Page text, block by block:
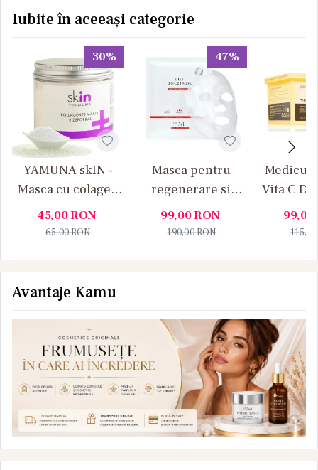
Iubite în aceeași categorie
30%
YAMUNA skIN -
Masca cu colagen
si pudra de orez,
control sebum
45,00RON
65,00RON
47%
Masca pentru
regenerare si
fermitate Bio-Cell
Mask Doctor NL -
99,00RON
190,00RON
Vita C
Masti
99,00
Avantaje Kamu